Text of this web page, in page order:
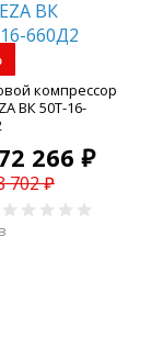
компрессор
ВК 50Т-16-
266 ₽
702 ₽